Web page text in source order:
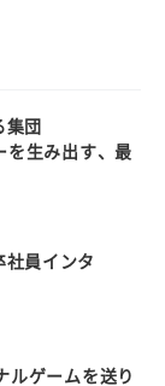
集団
を生み出す、最
社員インタ
ルゲームを送り